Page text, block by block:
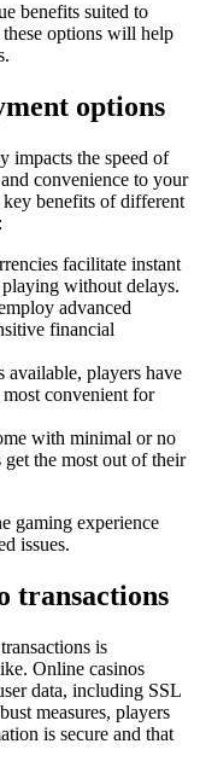
benefits suited to
options will help
options
impacts the speed of
convenience to your
benefits of different
facilitate instant
without delays.
advanced
financial
available, players have
convenient for
with minimal or no
get the most out of their
gaming experience
issues.
transactions
is
Online casinos
data, including SSL
measures, players
is secure and that